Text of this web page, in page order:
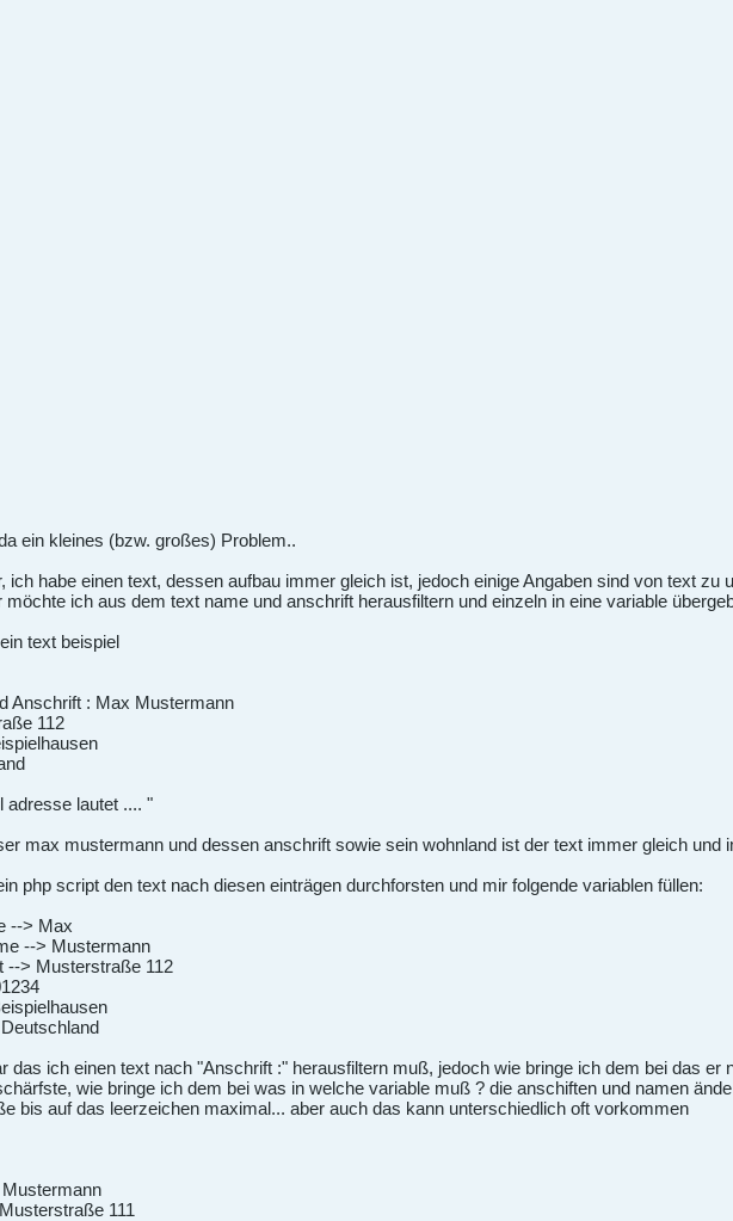
ein kleines (bzw. großes) Problem..
ich habe einen text, dessen aufbau immer gleich ist, jedoch einige Angaben sind von text zu
möchte ich aus dem text name und anschrift herausfiltern und einzeln in eine variable
text beispiel
Anschrift : Max Mustermann
112
adresse lautet .... "
max mustermann und dessen anschrift sowie sein wohnland ist der text immer gleich und
php script den text nach diesen einträgen durchforsten und mir folgende variablen füllen:
--> Max
--> Mustermann
--> Musterstraße 112
das ich einen text nach "Anschrift :" herausfiltern muß, jedoch wie bringe ich dem bei das
wie bringe ich dem bei was in welche variable muß ? die anschiften und namen
bis auf das leerzeichen maximal... aber auch das kann unterschiedlich oft vorkommen
111